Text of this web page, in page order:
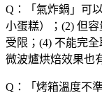
Q：「 氣炸鍋 」可
小蛋糕）；(2) 但
受限；(4) 不能完
微波爐烘焙效果也
Q：「 烤箱溫度不